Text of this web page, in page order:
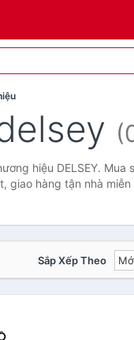
hiệu DELSEY. Mua
giao hàng tận nhà miễn
Sắp Xếp Theo